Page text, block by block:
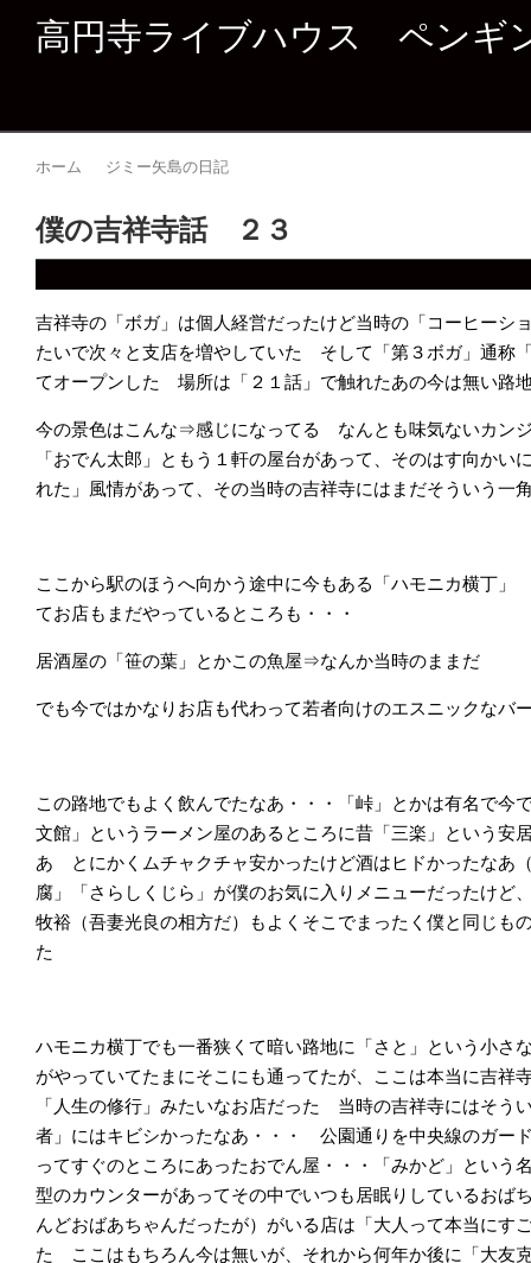
高円寺ライブハウス ペンギ
ホーム ジミー矢島の日記
僕の吉祥寺話 ２３
吉祥寺の「ボガ」は個人経営だったけど当時の「コーヒーシ
たいで次々と支店を増やしていた そして「第３ボガ」通称
てオープンした 場所は「２１話」で触れたあの今は無い路
今の景色はこんな⇒感じになってる なんとも味気ないカン
「おでん太郎」ともう１軒の屋台があって、そのはす向か
れた」風情があって、その当時の吉祥寺にはまだそういう一
ここから駅のほうへ向かう途中に今もある「ハモニカ横丁
てお店もまだやっているところも・・・
居酒屋の「笹の葉」とかこの魚屋⇒なんか当時のままだ
でも今ではかなりお店も代わって若者向けのエスニックなバ
この路地でもよく飲んでたなあ・・・「峠」とかは有名で今
文館」というラーメン屋のあるところに昔「三楽」という安
あ とにかくムチャクチャ安かったけど酒はヒドかったなあ
腐」「さらしくじら」が僕のお気に入りメニューだったけど
牧裕（吾妻光良の相方だ）もよくそこでまったく僕と同じも
た
ハモニカ横丁でも一番狭くて暗い路地に「さと」という小さ
がやっていてたまにそこにも通ってたが、ここは本当に吉祥
「人生の修行」みたいなお店だった 当時の吉祥寺にはそう
者」にはキビシかったなあ・・・ 公園通りを中央線のガー
ってすぐのところにあったおでん屋・・・「みかど」という
型のカウンターがあってその中でいつも居眠りしているおば
んどおばあちゃんだったが）がいる店は「大人って本当にす
た ここはもちろん今は無いが、それから何年か後に「大友